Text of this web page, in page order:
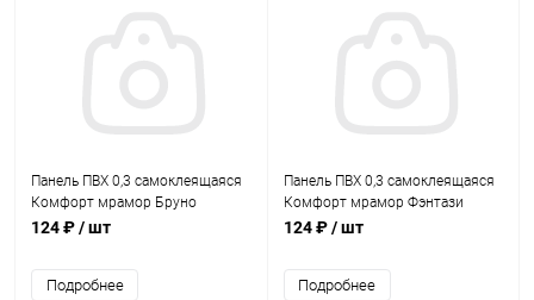
Панель ПВХ 0,3 самоклеящаяся
Комфорт мрамор Бруно
124 ₽/ шт
Подробнее
Панель ПВХ 0,3 самоклеящаяся
Комфорт мрамор Фэнтази
124 ₽/ шт
Подробнее